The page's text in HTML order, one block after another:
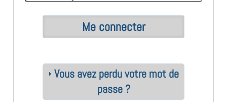
Vous avez perdu votre mot de
passe ?